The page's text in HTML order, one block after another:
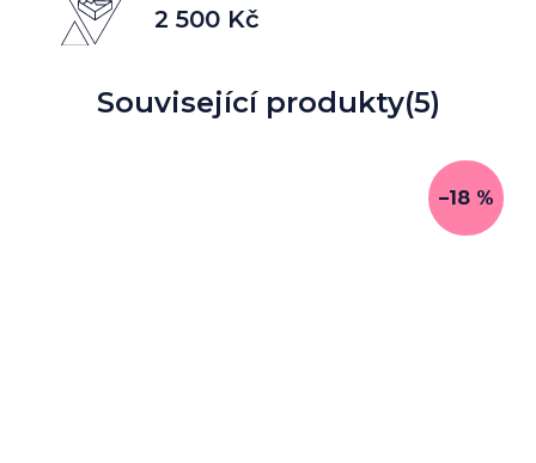
2 500 Kč
Související produkty(5)
–18 %